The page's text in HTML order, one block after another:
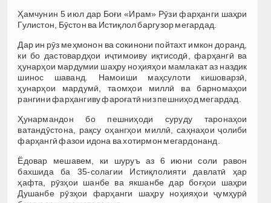
Ҳамчунин 5 июл дар Боғи «Ирам» Рӯзи фарҳанги шаҳри
Гулистон, Бӯстон ва Истиқлол баргузор мегардад.
Дар ин рӯз меҳмонон ва сокинони пойтахт имкон доранд,
ки бо дастовардҳои иҷтимоиву иқтисодӣ, фарҳангӣ ва
ҳунарҳои мардумии шаҳру ноҳияҳои мамлакат аз наздик
шинос шаванд. Намоиши маҳсулоти кишоварзӣ,
ҳунарҳои мардумӣ, таомҳои миллӣ ва барномаҳои
рангини фарҳангиву фароғатӣ низ пешниҳод мегардад.
Ҳунармандон бо пешниҳоди суруду таронаҳои
ватандӯстона, рақсу оҳангҳои миллӣ, саҳнаҳои ҷолиби
фарҳангӣ фазои идона ва хотирмон мегардонанд.
Ёдовар мешавем, ки шуруъ аз 6 июни соли равон
бахшида ба 35-солагии Истиқлолияти давлатӣ ҳар
ҳафта, рӯзҳои шанбе ва якшанбе дар боғҳои шаҳри
Душанбе рӯзҳои фарҳанги шаҳру ноҳияҳои ҷумҳурӣ